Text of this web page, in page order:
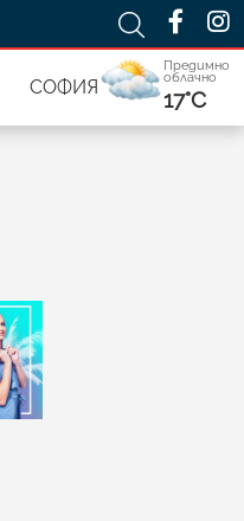
СОФИЯ
Предимно
облачно
17°C